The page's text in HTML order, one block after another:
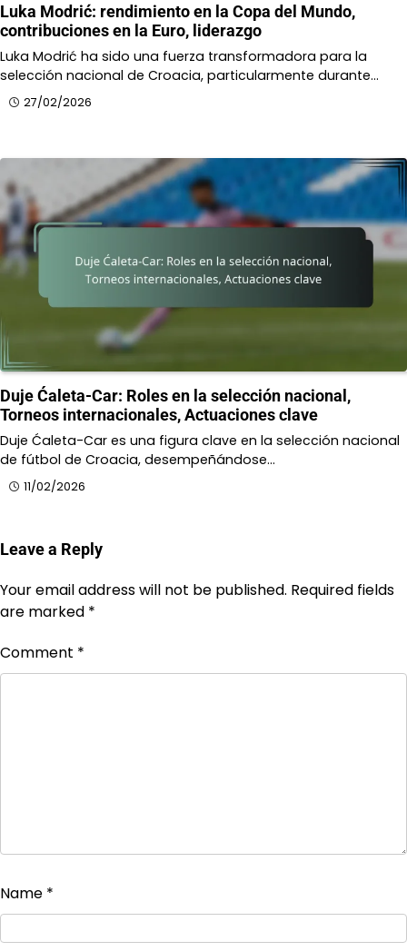
Luka Modrić: rendimiento en la Copa del Mundo,
contribuciones en la Euro, liderazgo
Luka Modrić ha sido una fuerza transformadora para la
selección nacional de Croacia, particularmente durante…
27/02/2026
Duje Ćaleta-Car: Roles en la selección nacional,
Torneos internacionales, Actuaciones clave
Duje Ćaleta-Car es una figura clave en la selección nacional
de fútbol de Croacia, desempeñándose…
11/02/2026
Leave a Reply
Your email address will not be published. Required fields
are marked *
Comment *
Name *